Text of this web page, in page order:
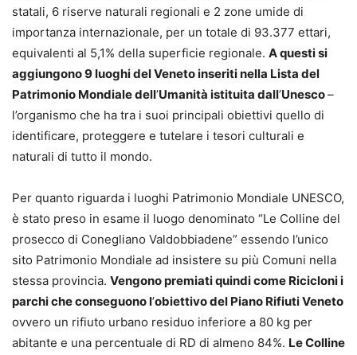
statali, 6 riserve naturali regionali e 2 zone umide di
importanza internazionale, per un totale di 93.377 ettari,
equivalenti al 5,1% della superficie regionale. A questi si
aggiungono 9 luoghi del Veneto inseriti nella Lista del
Patrimonio Mondiale dell’Umanità istituita dall’Unesco–
l’organismo che ha tra i suoi principali obiettivi quello di
identificare, proteggere e tutelare i tesori culturali e
naturali di tutto il mondo.
Per quanto riguarda i luoghi Patrimonio Mondiale UNESCO,
è stato preso in esame il luogo denominato “Le Colline del
prosecco di Conegliano Valdobbiadene” essendo l’unico
sito Patrimonio Mondiale ad insistere su più Comuni nella
stessa provincia. Vengono premiati quindi come Ricicloni i
parchi che conseguono l’obiettivo del Piano Rifiuti Veneto
ovvero un rifiuto urbano residuo inferiore a 80 kg per
abitante e una percentuale di RD di almeno 84%. Le Colline